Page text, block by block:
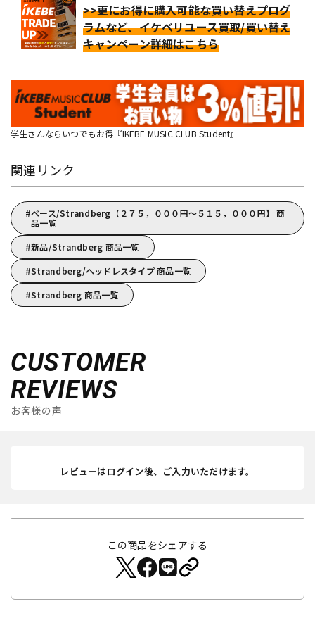
>>更にお得に購入可能な買い替えプログ
ラムなど、イケベリユース買取/買い替え
キャンペーン詳細はこちら
学生さんならいつでもお得『IKEBE MUSIC CLUB Student』
関連リンク
ベース/Strandberg【２７５，０００円～５１５，０００円】 商
品一覧
新品/Strandberg 商品一覧
Strandberg/ヘッドレスタイプ 商品一覧
Strandberg 商品一覧
CUSTOMER
REVIEWS
お客様の声
レビューはログイン後、ご入力いただけます。
この商品をシェアする